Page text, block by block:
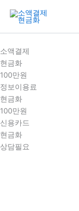
건
너
뛰
기
소액결제
현금화
100만원
정보이용료
현금화
100만원
신용카드
현금화
상담필요